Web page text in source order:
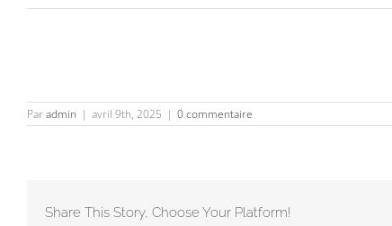
Paradmin | avril 9th, 2025 | 0 commentaire
Share This Story, Choose Your Platform!